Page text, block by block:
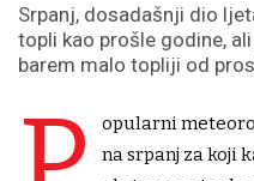
Srpanj, dosadašnji dio
topli kao prošle godine,
barem malo topliji od
opularni
na srpanj za koji